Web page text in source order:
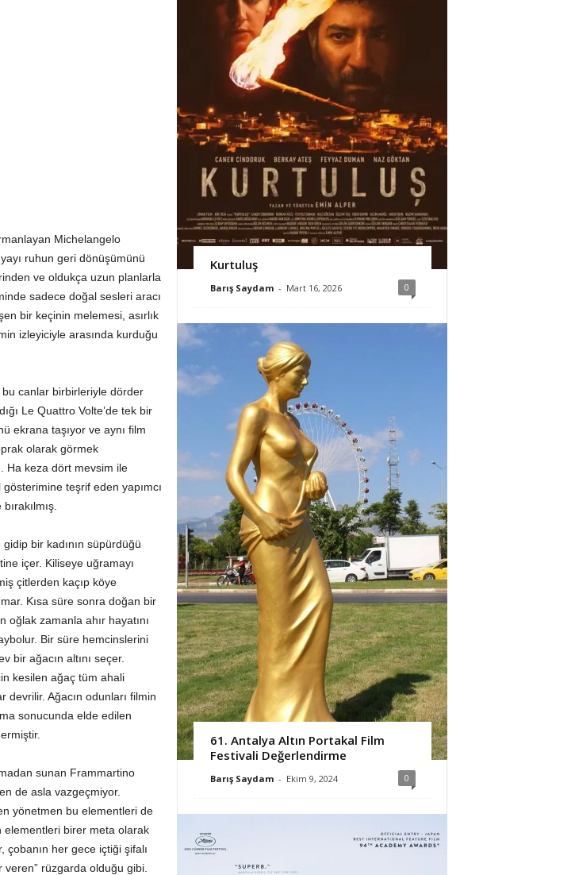
Michelangelo
ruhun geri dönüşümünü
ve oldukça uzun planlarla
sadece doğal sesleri aracı
bir keçinin melemesi, asırlık
izleyiciyle arasında kurduğu
bu canlar birbirleriyle dörder
Le Quattro Volte’de tek bir
ekrana taşıyor ve aynı film
olarak görmek
Ha keza dört mevsim ile
teşrif eden yapımcı
bir kadının süpürdüğü
içer. Kiliseye uğramayı
çitlerden kaçıp köye
Kısa süre sonra doğan bir
zamanla ahır hayatını
Bir süre hemcinslerini
bir ağacın altını seçer.
kesilen ağaç tüm ahali
devrilir. Ağacın odunları filmin
sonucunda elde edilen
sunan Frammartino
de asla vazgeçmiyor.
yönetmen bu elementleri de
elementleri birer meta olarak
çobanın her gece içtiği şifalı
rüzgarda olduğu gibi.
Kurtuluş
Barış Saydam - Mart 16, 2026 0
61. Antalya Altın Portakal Film
Festivali Değerlendirme
Barış Saydam - Ekim 9, 2024 0